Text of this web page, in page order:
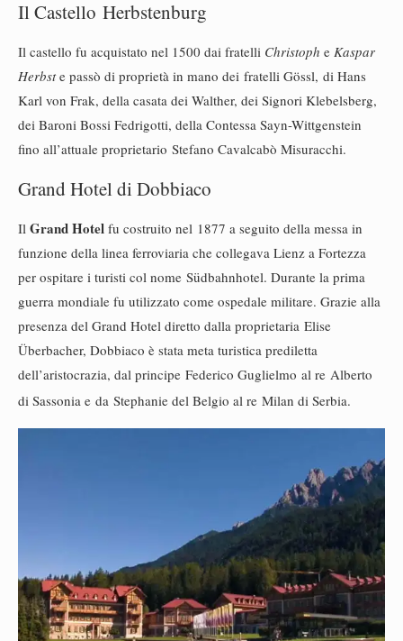
Il Castello Herbstenburg
Il castello fu acquistato nel 1500 dai fratelli Christoph e Kaspar
Herbste passò di proprietà in mano dei fratelli Gössl, di Hans
Karl von Frak, della casata dei Walther, dei Signori Klebelsberg,
dei Baroni Bossi Fedrigotti, della Contessa Sayn-Wittgenstein
fino all’attuale proprietario Stefano Cavalcabò Misuracchi.
Grand Hotel di Dobbiaco
Il Grand Hotel fu costruito nel 1877 a seguito della messa in
funzione della linea ferroviaria che collegava Lienz a Fortezza
per ospitare i turisti col nome Südbahnhotel. Durante la prima
guerra mondiale fu utilizzato come ospedale militare. Grazie alla
presenza del Grand Hotel diretto dalla proprietaria Elise
Überbacher, Dobbiaco è stata meta turistica prediletta
dell’aristocrazia, dal principe Federico Guglielmo al re Alberto
di Sassonia e da Stephanie del Belgio al re Milan di Serbia.